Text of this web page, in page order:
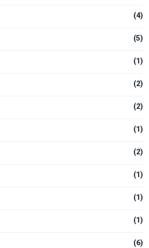
(4)
(5)
(1)
(2)
(2)
(1)
(2)
(1)
(1)
(1)
(6)